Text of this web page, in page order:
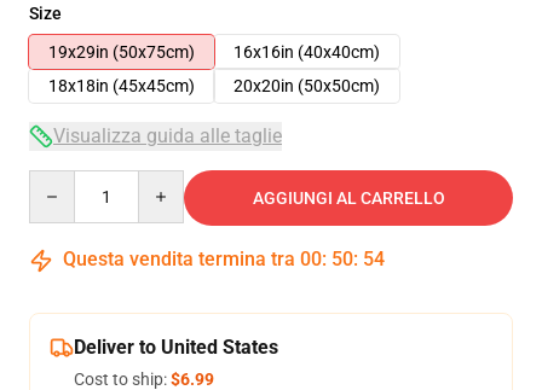
Size
19x29in (50x75cm)
16x16in (40x40cm)
18x18in (45x45cm)
20x20in (50x50cm)
Visualizza guida alle taglie
AGGIUNGI AL CARRELLO
Questa vendita termina tra 00: 50: 53
Deliver to United States
Cost to ship:$6.99